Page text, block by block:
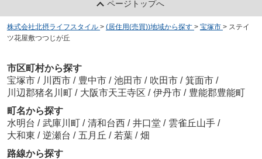
ページトップへ
株式会社北摂ライフスタイル > (居住用(売買))地域から探す > 宝塚市 > ステイ
ツ花屋敷つつじが丘
市区町村から探す
宝塚市 / 川西市 / 豊中市 / 池田市 / 吹田市 / 箕面市 /
川辺郡猪名川町 / 大阪市天王寺区 / 伊丹市 / 豊能郡豊能町
町名から探す
水明台 / 武庫川町 / 清和台西 / 井口堂 / 雲雀丘山手 /
大和東 / 逆瀬台 / 五月丘 / 若葉 / 畑
路線から探す